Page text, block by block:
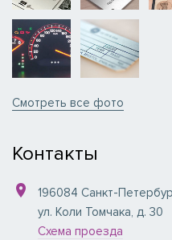
Смотреть вcе фото
Контакты
196084 Санкт-
ул. Коли Томчака, д. 30
Схема проезда